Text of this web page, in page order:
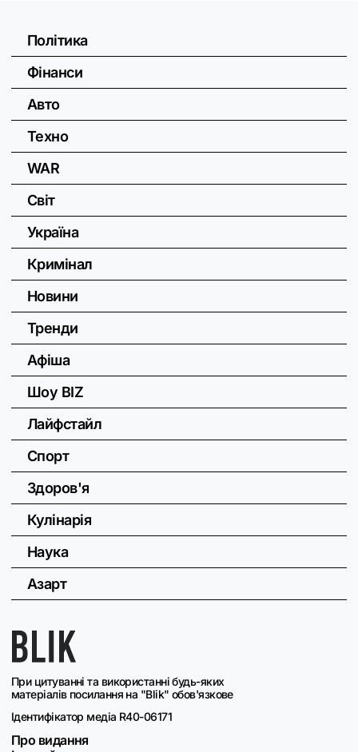
При цитуванні та використанні будь-яких
матеріалів посилання на "Blik" обов'язкове
Ідентифікатор медіа R40-06171
Про видання
Політика
Фінанси
Авто
Техно
WAR
Світ
Україна
Кримінал
Новини
Тренди
Афіша
Шоу BIZ
Лайфстайл
Спорт
Здоров'я
Кулінарія
Наука
Азарт